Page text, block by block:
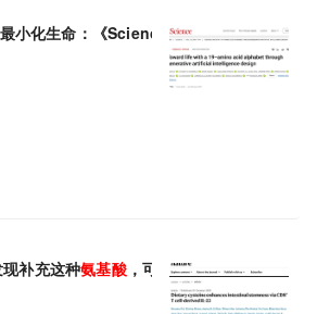
小化生命：《Science》绘制构建“19 氨基酸
补充这种氨基酸，可促进肠道修复与再生